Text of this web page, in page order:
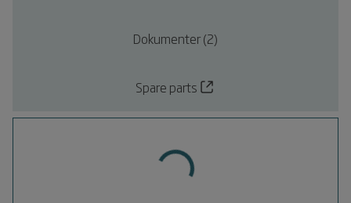
Dokumenter (2)
Spare parts